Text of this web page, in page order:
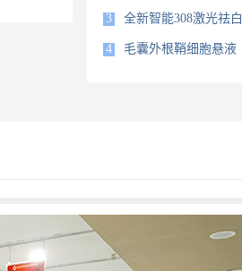
3 全新智能308激光祛白
4 毛囊外根鞘细胞悬液